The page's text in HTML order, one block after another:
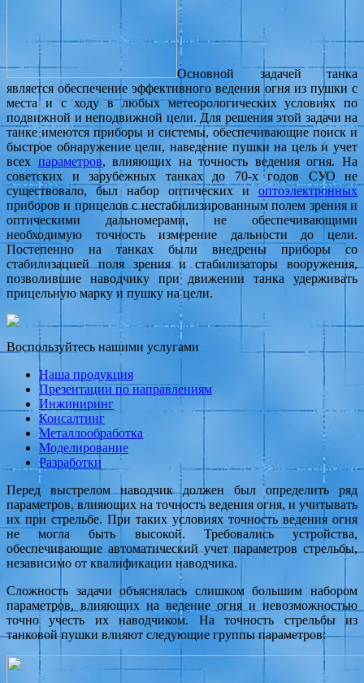
Основной задачей танка
является обеспечение эффективного ведения огня из пушки с
места и с ходу в любых метеорологических условиях по
подвижной и неподвижной цели. Для решения этой задачи на
танке имеются приборы и системы, обеспечивающие поиск и
быстрое обнаружение цели, наведение пушки на цель и учет
всех параметров, влияющих на точность ведения огня. На
советских и зарубежных танках до 70-х годов СУО не
существовало, был набор оптических и оптоэлектронных
приборов и прицелов с нестабилизированным полем зрения и
оптическими дальномерами, не обеспечивающими
необходимую точность измерение дальности до цели.
Постепенно на танках были внедрены приборы со
стабилизацией поля зрения и стабилизаторы вооружения,
позволившие наводчику при движении танка удерживать
прицельную марку и пушку на цели.
Воспользуйтесь нашими услугами
Наша продукция
Презентации по направлениям
Инжиниринг
Консалтинг
Металлообработка
Моделирование
Разработки
Перед выстрелом наводчик должен был определить ряд
параметров, влияющих на точность ведения огня, и учитывать
их при стрельбе. При таких условиях точность ведения огня
не могла быть высокой. Требовались устройства,
обеспечивающие автоматический учет параметров стрельбы,
независимо от квалификации наводчика.
Сложность задачи объяснялась слишком большим набором
параметров, влияющих на ведение огня и невозможностью
точно учесть их наводчиком. На точность стрельбы из
танковой пушки влияют следующие группы параметров: